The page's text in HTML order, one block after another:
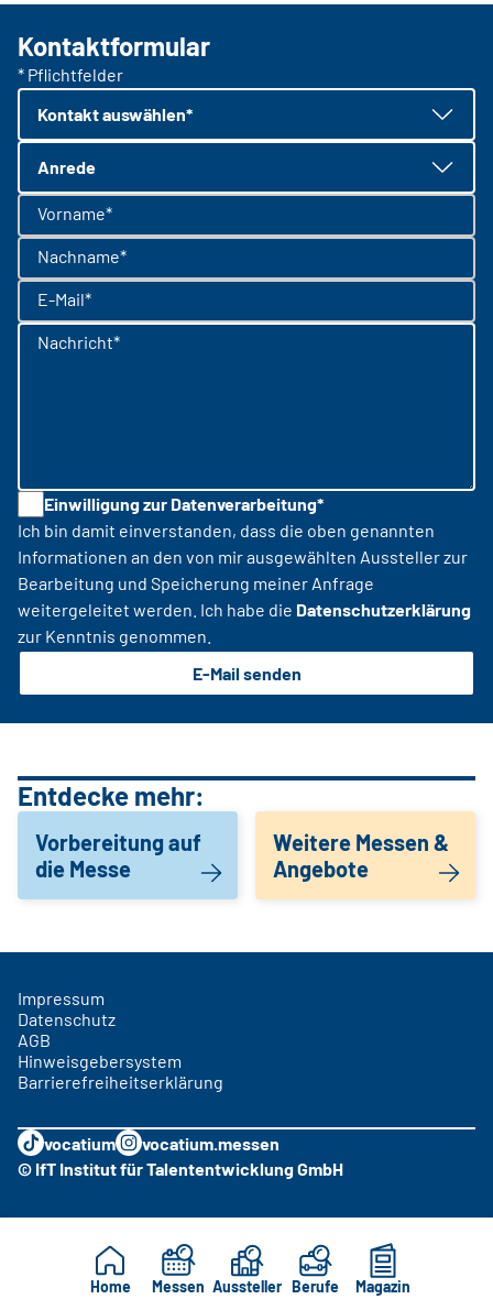
Kontaktformular
* Pflichtfelder
Kontakt auswählen*
Anrede
Vorname*
Nachname*
E-Mail*
Nachricht*
Einwilligung zur Datenverarbeitung*
Ich bin damit einverstanden, dass die oben genannten
Informationen an den von mir ausgewählten Aussteller zur
Bearbeitung und Speicherung meiner Anfrage
weitergeleitet werden. Ich habe die Datenschutzerklärung
zur Kenntnis genommen.
E-Mail senden
Entdecke mehr:
Vorbereitung auf
die Messe
Weitere Messen &
Angebote
Home Messen Aussteller Berufe Magazin
Impressum
Datenschutz
AGB
Hinweisgebersystem
Barrierefreiheitserklärung
vocatium
vocatium.messen
© IfT Institut für Talententwicklung GmbH